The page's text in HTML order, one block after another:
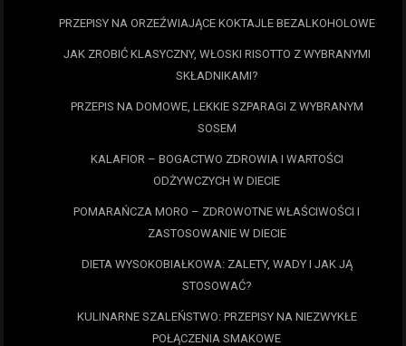
PRZEPISY NA ORZEŹWIAJĄCE KOKTAJLE BEZALKOHOLOWE
JAK ZROBIĆ KLASYCZNY, WŁOSKI RISOTTO Z WYBRANYMI
SKŁADNIKAMI?
PRZEPIS NA DOMOWE, LEKKIE SZPARAGI Z WYBRANYM
SOSEM
KALAFIOR – BOGACTWO ZDROWIA I WARTOŚCI
ODŻYWCZYCH W DIECIE
POMARAŃCZA MORO – ZDROWOTNE WŁAŚCIWOŚCI I
ZASTOSOWANIE W DIECIE
DIETA WYSOKOBIAŁKOWA: ZALETY, WADY I JAK JĄ
STOSOWAĆ?
KULINARNE SZALEŃSTWO: PRZEPISY NA NIEZWYKŁE
POŁĄCZENIA SMAKOWE